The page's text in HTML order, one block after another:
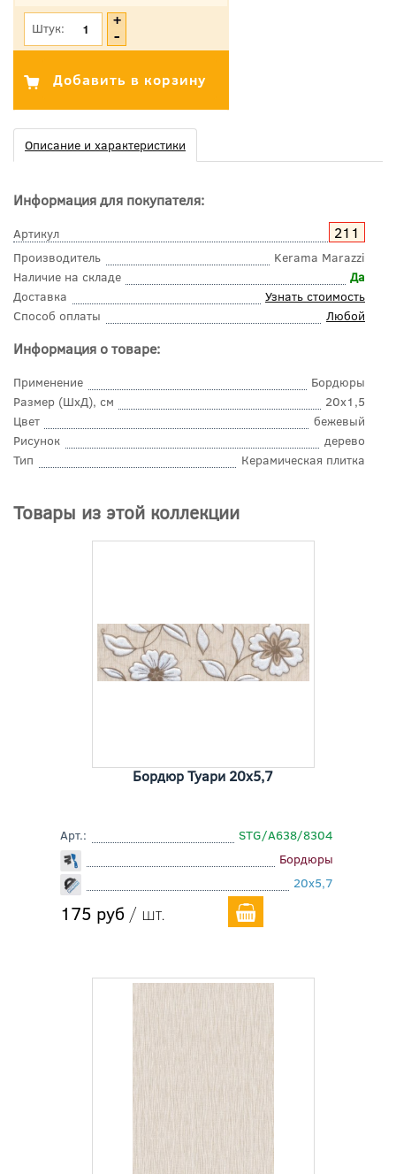
Штук:
Описание и характеристики
Информация для покупателя:
Артикул 211
Производитель
Kerama Marazzi
Наличие на складе
Да
Доставка
Узнать стоимость
Способ оплаты
Любой
Информация о товаре:
Применение
Бордюры
Размер (ШхД), см
20x1,5
Цвет
бежевый
Рисунок
дерево
Тип
Керамическая плитка
Товары из этой коллекции
Бордюр Туари 20x5,7
Арт.:
STG/A638/8304
Бордюры
20x5,7
175 руб / шт.